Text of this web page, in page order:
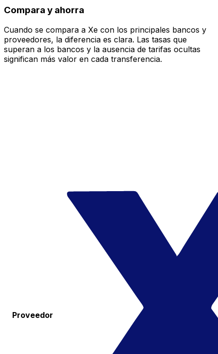
Compara y ahorra
Cuando se compara a Xe con los principales bancos y
proveedores, la diferencia es clara. Las tasas que
superan a los bancos y la ausencia de tarifas ocultas
significan más valor en cada transferencia.
Proveedor